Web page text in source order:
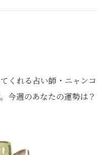
くれる占い師・ニャンコ
今週のあなたの運勢は？